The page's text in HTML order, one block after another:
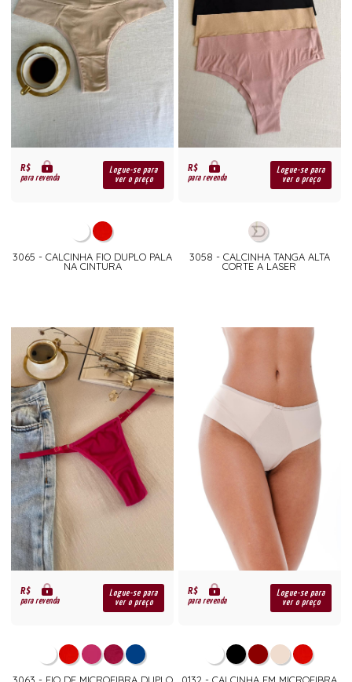
R$
para revenda
Logue-se para
ver o preço
3065 - CALCINHA FIO DUPLO PALA
NA CINTURA
R$
para revenda
Logue-se para
ver o preço
3058 - CALCINHA TANGA ALTA
CORTE A LASER
R$
para revenda
Logue-se para
ver o preço
R$
para revenda
Logue-se para
ver o preço